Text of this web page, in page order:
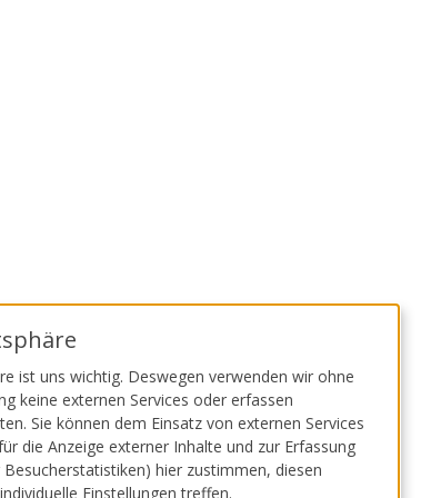
Köln
ist uns wichtig. Deswegen verwenden wir ohne
keine externen Services oder erfassen
Sie können dem Einsatz von externen Services
die Anzeige externer Inhalte und zur Erfassung
hier zustimmen, diesen
Einstellungen treffen.